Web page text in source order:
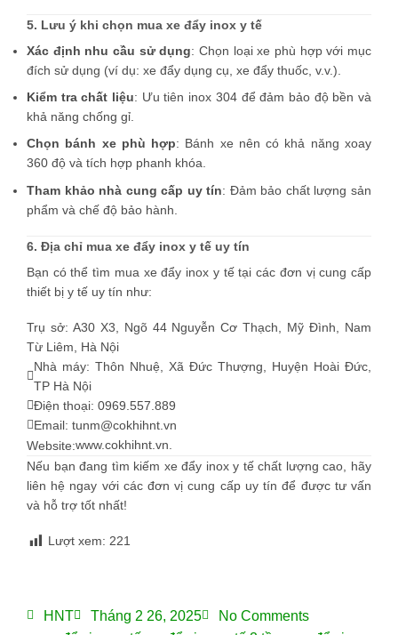
5. Lưu ý khi chọn mua xe đẩy inox y tế
Xác định nhu cầu sử dụng: Chọn loại xe phù hợp với mục
đích sử dụng (ví dụ: xe đẩy dụng cụ, xe đẩy thuốc, v.v.).
Kiểm tra chất liệu: Ưu tiên inox 304 để đảm bảo độ bền và
khả năng chống gỉ.
Chọn bánh xe phù hợp: Bánh xe nên có khả năng xoay
360 độ và tích hợp phanh khóa.
Tham khảo nhà cung cấp uy tín: Đảm bảo chất lượng sản
phẩm và chế độ bảo hành.
6. Địa chỉ mua xe đẩy inox y tế uy tín
Bạn có thể tìm mua xe đẩy inox y tế tại các đơn vị cung cấp
thiết bị y tế uy tín như:
Trụ sở: A30 X3, Ngõ 44 Nguyễn Cơ Thạch, Mỹ Đình, Nam
Từ Liêm, Hà Nội
Nhà máy: Thôn Nhuệ, Xã Đức Thượng, Huyện Hoài Đức,
TP Hà Nội
Điện thoại: 0969.557.889
Email: tunm@cokhihnt.vn
Website:www.cokhihnt.vn
Nếu bạn đang tìm kiếm xe đẩy inox y tế chất lượng cao, hãy
liên hệ ngay với các đơn vị cung cấp uy tín để được tư vấn
và hỗ trợ tốt nhất!
Lượt xem: 221
HNT Tháng 2 26, 2025
No Comments